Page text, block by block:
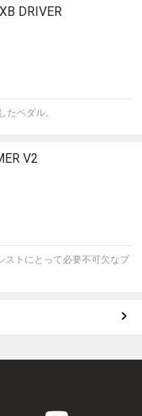
DRIVER
ペダル。
V2
ストにとって必要不可欠なプ